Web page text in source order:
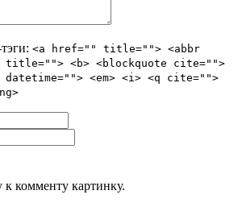
<a href="" title=""> <abbr
title=""> <b> <blockquote cite="">
datetime=""> <em> <i> <q cite="">
комменту картинку.